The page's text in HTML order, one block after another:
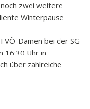
zwei weitere
Winterpause
Damen bei der SG
16:30 Uhr in
über zahlreiche